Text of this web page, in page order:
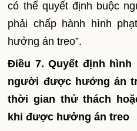
có thể quyết định buộc
phải chấp hành hình
hưởng án treo”.
Điều 7. Quyết định
người được hưởng án
thời gian thử thách
khi được hưởng án treo